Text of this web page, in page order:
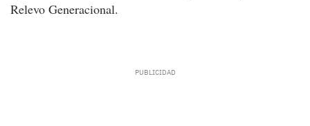
Relevo Generacional.